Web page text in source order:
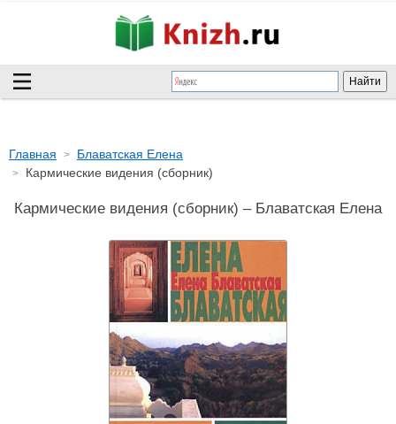
Главная
Блаватская Елена
Кармические видения (сборник)
Кармические видения (сборник) – Блаватская Елена